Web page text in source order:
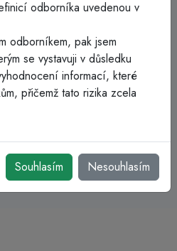
neurologickém, kardiologickém a
odděleních.
neurologických a
zákroků
tělesné ochlupení
jednorázovými
a vysouvá
odborníka uvedenou v
odborníkem, pak jsem
se vystavuji v důsledku
informací, které
přičemž tato rizika zcela
Souhlasím Nesouhlasím